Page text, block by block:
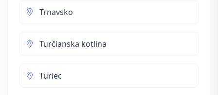
Trnavsko
Turčianska kotlina
Turiec